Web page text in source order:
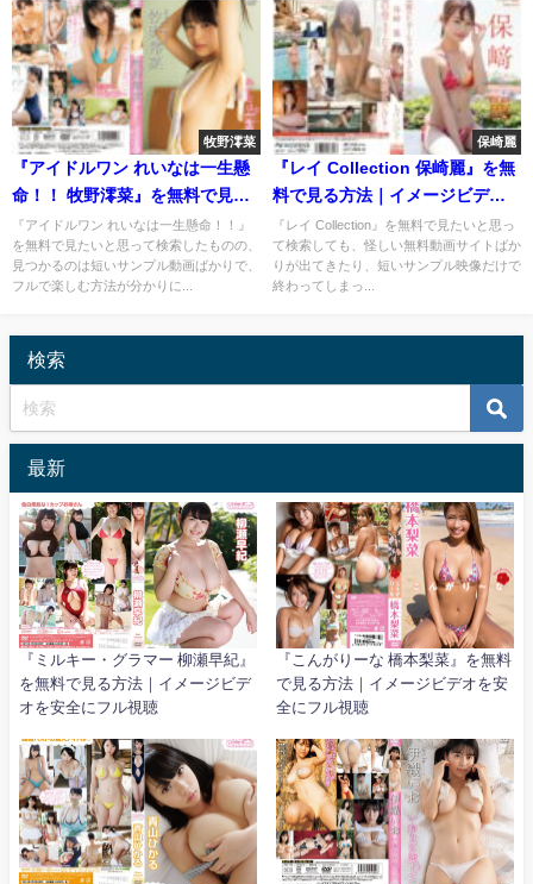
牧野澪菜
『アイドルワン れいなは一生懸
命！！ 牧野澪菜』を無料で見る
方法｜イメージビデオを安全に
フル視聴
『アイドルワン れいなは一生懸命！！』
を無料で見たいと思って検索したものの、
見つかるのは短いサンプル動画ばかりで、
フルで楽しむ方法が分かりに...
保崎麗
『レイ Collection 保崎麗』を無
料で見る方法｜イメージビデオ
を安全にフル視聴
『レイ Collection』を無料で見たいと思っ
て検索しても、怪しい無料動画サイトばか
りが出てきたり、短いサンプル映像だけで
終わってしまっ...
検索
最新
『ミルキー・グラマー 柳瀬早紀』
を無料で見る方法｜イメージビデ
オを安全にフル視聴
『こんがりーな 橋本梨菜』を無料
で見る方法｜イメージビデオを安
全にフル視聴